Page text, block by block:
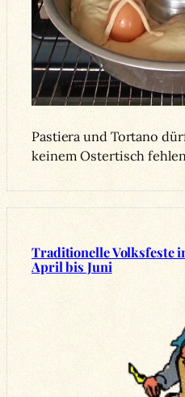
Pastiera und Tortano
keinem Ostertisch
Traditionelle Volksfeste
April bis Juni